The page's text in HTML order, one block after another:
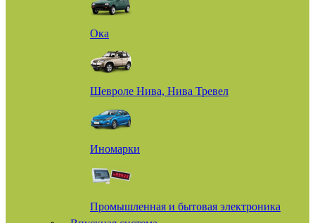
Ока
Шевроле Нива, Нива Тревел
Иномарки
Промышленная и бытовая электроника